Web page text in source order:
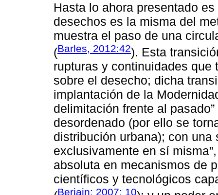
Hasta lo ahora presentado
desechos es la misma del
muestra el paso de una
(Barles, 2012:42). Esta
rupturas y continuidades que
sobre el desecho; dicha
implantación de la
delimitación frente al
desordenado (por ello se
distribución urbana); con una
exclusivamente en sí
absoluta en mecanismos de
científicos y tecnológicos
Beriain: 2007: 10